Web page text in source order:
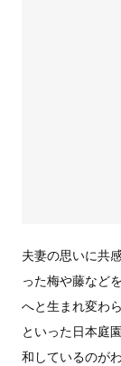
夫妻の思いに共
った梅や藤など
へと生まれ変わ
といった日本庭
和しているのがわ